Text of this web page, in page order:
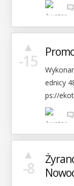
-15
▲
ednicy
ps://
-8
▲